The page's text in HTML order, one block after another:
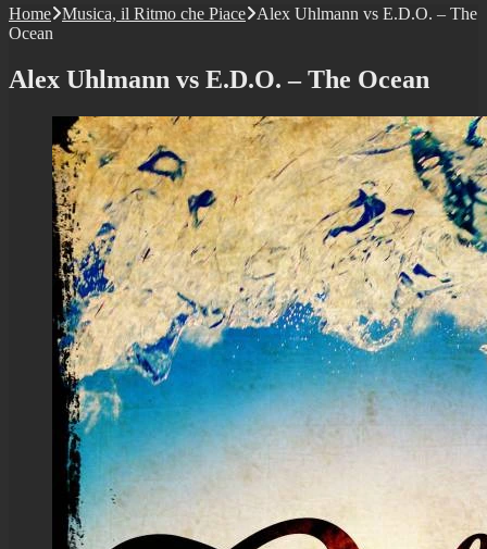
Home Musica, il Ritmo che Piace
Alex Uhlmann vs E.D.O. – The
Ocean
Alex Uhlmann vs E.D.O. – The Ocean